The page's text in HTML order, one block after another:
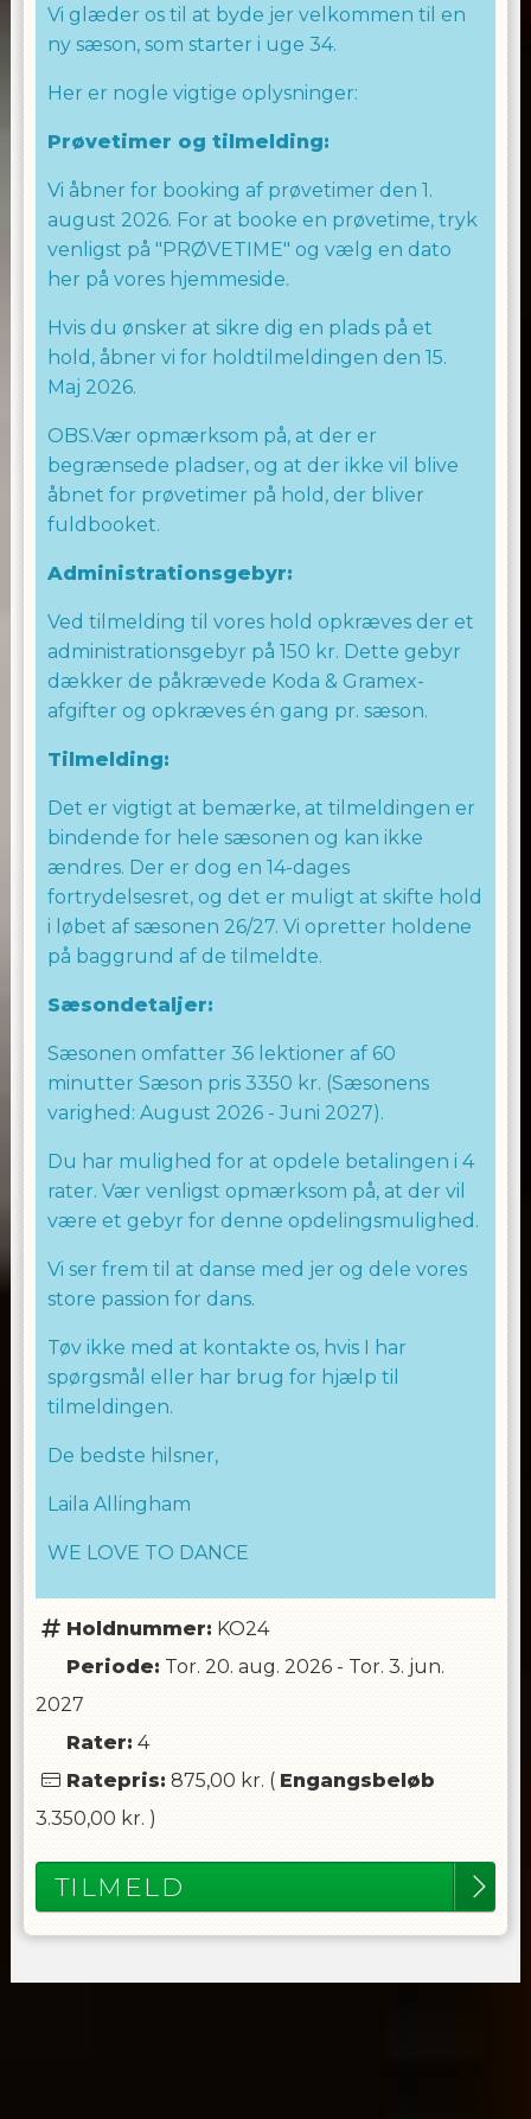
Vi glæder os til at byde jer velkommen til en
ny sæson, som starter i uge 34.
Her er nogle vigtige oplysninger:
Prøvetimer og tilmelding:
Vi åbner for booking af prøvetimer den 1.
august 2026. For at booke en prøvetime, tryk
venligst på "PRØVETIME" og vælg en dato
her på vores hjemmeside.
Hvis du ønsker at sikre dig en plads på et
hold, åbner vi for holdtilmeldingen den 15.
Maj 2026.
OBS.Vær opmærksom på, at der er
begrænsede pladser, og at der ikke vil blive
åbnet for prøvetimer på hold, der bliver
fuldbooket.
Administrationsgebyr:
Ved tilmelding til vores hold opkræves der et
administrationsgebyr på 150 kr. Dette gebyr
dækker de påkrævede Koda & Gramex-
afgifter og opkræves én gang pr. sæson.
Tilmelding:
Det er vigtigt at bemærke, at tilmeldingen er
bindende for hele sæsonen og kan ikke
ændres. Der er dog en 14-dages
fortrydelsesret, og det er muligt at skifte hold
i løbet af sæsonen 26/27. Vi opretter holdene
på baggrund af de tilmeldte.
Sæsondetaljer:
Sæsonen omfatter 36 lektioner af 60
minutter Sæson pris 3350 kr. (Sæsonens
varighed: August 2026 - Juni 2027).
Du har mulighed for at opdele betalingen i 4
rater. Vær venligst opmærksom på, at der vil
være et gebyr for denne opdelingsmulighed.
Vi ser frem til at danse med jer og dele vores
store passion for dans.
Tøv ikke med at kontakte os, hvis I har
spørgsmål eller har brug for hjælp til
tilmeldingen.
De bedste hilsner,
Laila Allingham
WE LOVE TO DANCE
Holdnummer: KO24
Periode: Tor. 20. aug. 2026- Tor. 3. jun.
2027
Rater: 4
Ratepris: 875,00 kr. ( Engangsbeløb
3.350,00 kr. )
TILMELD